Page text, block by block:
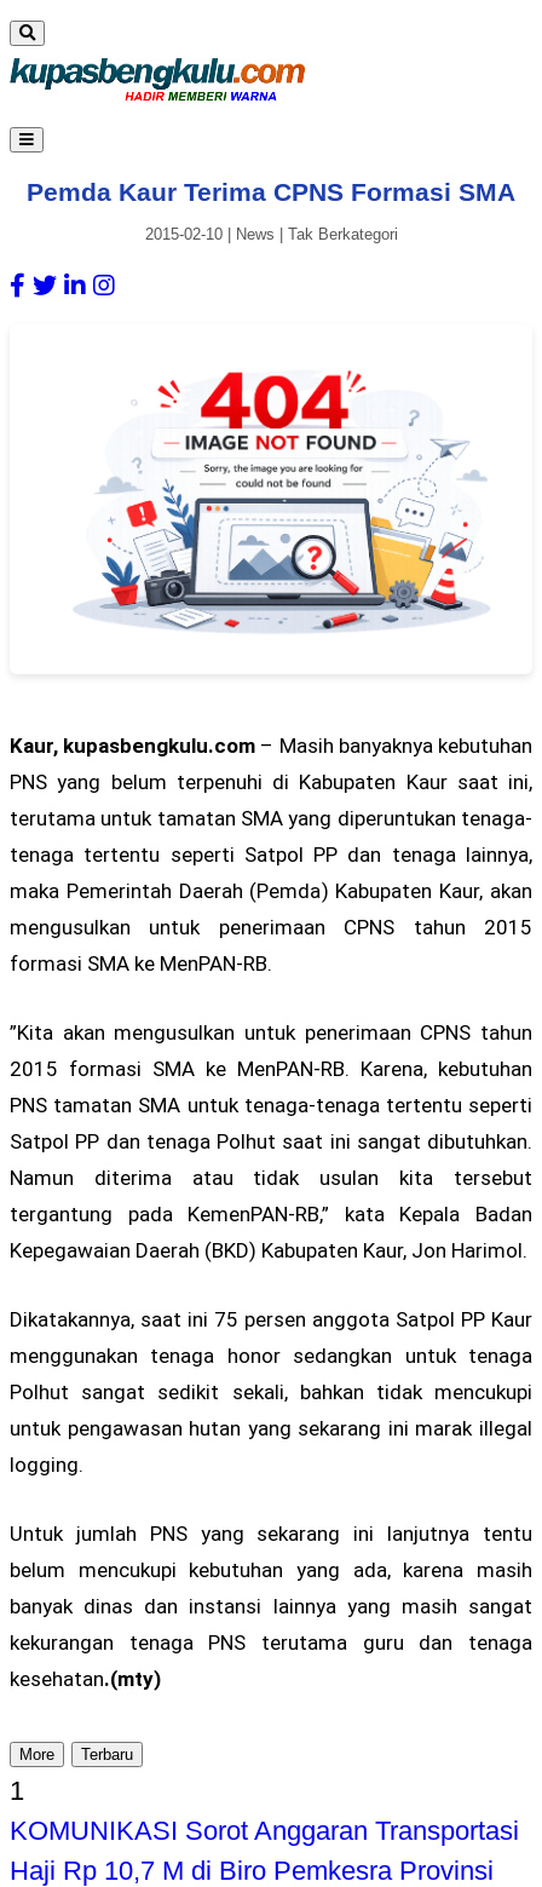
Pemda Kaur Terima CPNS Formasi SMA
2015-02-10| News Tak Berkategori
Kaur, kupasbengkulu.com – Masih banyaknya kebutuhan
PNS yang belum terpenuhi di Kabupaten Kaur saat ini,
terutama untuk tamatan SMA yang diperuntukan tenaga-
tenaga tertentu seperti Satpol PP dan tenaga lainnya,
maka Pemerintah Daerah (Pemda) Kabupaten Kaur, akan
mengusulkan untuk penerimaan CPNS tahun 2015
formasi SMA ke MenPAN-RB.
”Kita akan mengusulkan untuk penerimaan CPNS tahun
2015 formasi SMA ke MenPAN-RB. Karena, kebutuhan
PNS tamatan SMA untuk tenaga-tenaga tertentu seperti
Satpol PP dan tenaga Polhut saat ini sangat dibutuhkan.
Namun diterima atau tidak usulan kita tersebut
tergantung pada KemenPAN-RB,” kata Kepala Badan
Kepegawaian Daerah (BKD) Kabupaten Kaur, Jon Harimol.
Dikatakannya, saat ini 75 persen anggota Satpol PP Kaur
menggunakan tenaga honor sedangkan untuk tenaga
Polhut sangat sedikit sekali, bahkan tidak mencukupi
untuk pengawasan hutan yang sekarang ini marak illegal
logging.
Untuk jumlah PNS yang sekarang ini lanjutnya tentu
belum mencukupi kebutuhan yang ada, karena masih
banyak dinas dan instansi lainnya yang masih sangat
kekurangan tenaga PNS terutama guru dan tenaga
kesehatan.(mty)
More Terbaru
1
KOMUNIKASI Sorot Anggaran Transportasi
Haji Rp 10,7 M di Biro Pemkesra Provinsi